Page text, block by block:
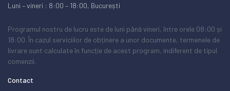
Luni – vineri : 8:00 – 18:00, București
Programul nostru de lucru este de luni până vineri, între orele 08:00 și
18:00. În cazul serviciilor de obținere a unor documente, termenele de
livrare sunt calculate în funcție de acest program, indiferent de tipul
comenzii.
Contact